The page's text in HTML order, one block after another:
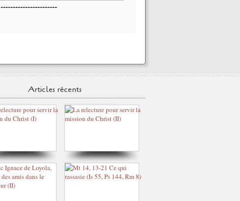
-----------------------
Articles récents